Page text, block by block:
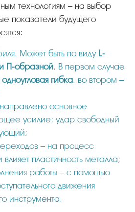
технологиям – на выбор
показатели будущего
Может быть по виду L-
П-образной. В первом случае
одноугловая гибка, во втором –
основное
усилие: удар свободный
– на процесс
пластичность металла;
работы – с помощью
движения
инструмента.